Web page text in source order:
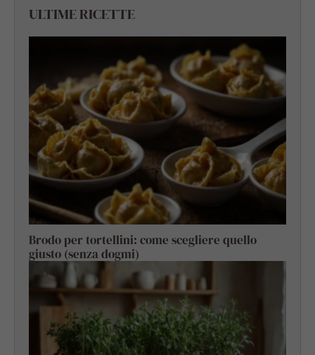
ULTIME RICETTE
Brodo per tortellini: come scegliere quello
giusto (senza dogmi)